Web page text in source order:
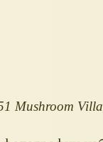
Mushroom